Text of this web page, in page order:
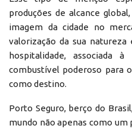
produções de alcance
imagem da cidade no
valorização da sua
hospitalidade, associada
combustível poderoso para
como destino.
Porto Seguro, berço do
mundo não apenas como